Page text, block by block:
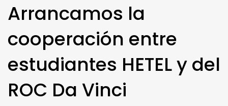
Arrancamos la
cooperación entre
estudiantes HETEL y del
ROC Da Vinci